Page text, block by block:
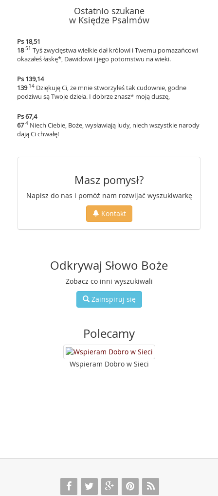
Ostatnio szukane
w Księdze Psalmów
Ps 18,51
18 51 Tyś zwycięstwa wielkie dał królowi i Twemu pomazańcowi
okazałeś łaskę*, Dawidowi i jego potomstwu na wieki.
Ps 139,14
13914 Dziękuję Ci, że mnie stworzyłeś tak cudownie, godne
podziwu są Twoje dzieła. I dobrze znasz* moją duszę,
Ps 67,4
674 Niech Ciebie, Boże, wysławiają ludy, niech wszystkie narody
dają Ci chwałę!
Masz pomysł?
Napisz do nas i pomóż nam rozwijać wyszukiwarkę
Kontakt
Odkrywaj Słowo Boże
Zobacz co inni wyszukiwali
Zainspiruj się
Polecamy
Wspieram Dobro w Sieci